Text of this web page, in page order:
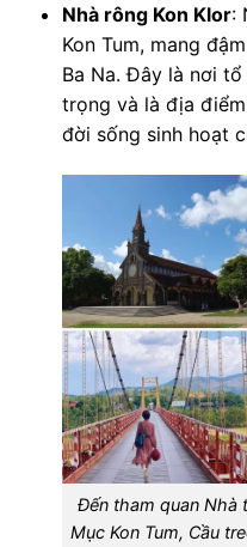
Nhà rông Kon Klor:
Kon Tum, mang
Ba Na. Đây là nơi
trọng và là địa
đời sống sinh hoạt
Đến tham quan Nhà
Mục Kon Tum, Cầu